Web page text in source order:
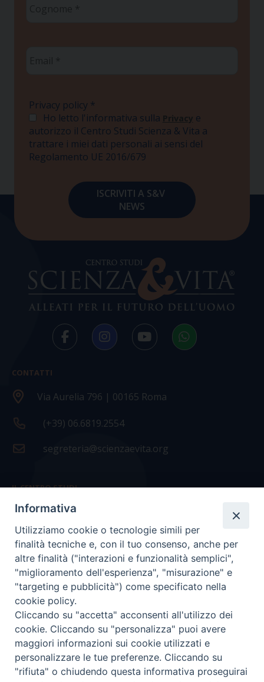
Privacy policy *
Ho letto l'informativa sulla Privacy e
autorizzo il Centro Studi Scienza & Vita a
trattare i miei dati personali ai sensi del
Regolamento UE 2016/679
CONTATTI
Via Aurelia 796 | 00165 Roma
(+39) 06.6819.2554
segreteria@scienzaevita.org
IL CENTRO STUDI
La nostra storia
Statuto
Presidenza e ufficio presidenza
Consiglio scientifico
Coordinamento nazionale
COPYRIGHT Scienza & Vita - C.F96600690588- Tutti i
Informativa
Utilizziamo cookie o tecnologie simili per
finalità tecniche e, con il tuo consenso, anche per
altre finalità ("interazioni e funzionalità semplici",
"miglioramento dell'esperienza", "misurazione" e
"targeting e pubblicità") come specificato nella
cookie policy.
Cliccando su "accetta" acconsenti all'utilizzo dei
cookie. Cliccando su "personalizza" puoi avere
maggiori informazioni sui cookie utilizzati e
personalizzare le tue preferenze. Cliccando su
"rifiuta" o chiudendo questa informativa proseguirai